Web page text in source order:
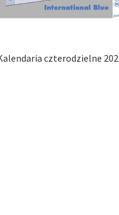
czterodzielne